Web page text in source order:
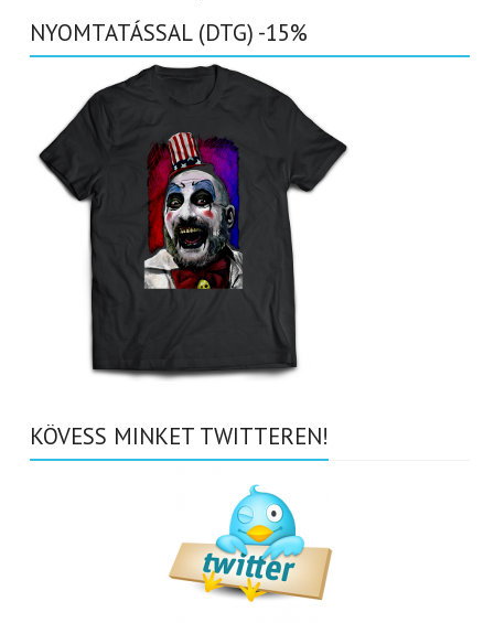
NYOMTATÁSSAL (DTG) -15%
KÖVESS MINKET TWITTEREN!